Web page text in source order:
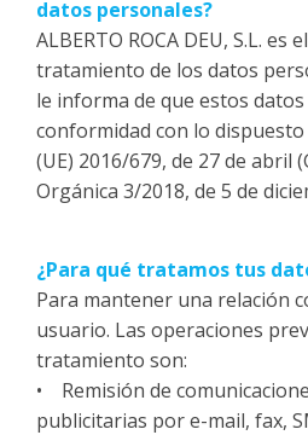
datos personales?
ALBERTO ROCA DEU, S.L. es
tratamiento de los datos
le informa de que estos
conformidad con lo
(UE) 2016/679, de 27 de abril
Orgánica 3/2018, de 5 de
¿Para qué tratamos tus
Para mantener una relación
usuario. Las operaciones
tratamiento son:
• Remisión de
publicitarias por e-mail, fax,